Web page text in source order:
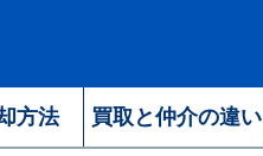
方法 買取と仲介の違い